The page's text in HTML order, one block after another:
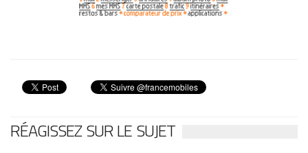
RÉAGISSEZ SUR LE SUJET